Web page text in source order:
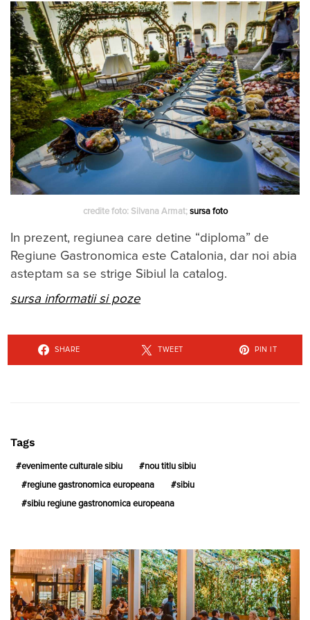
credite foto: Silvana Armat; sursa foto
In prezent, regiunea care detine “diploma” de
Regiune Gastronomica este Catalonia, dar noi abia
asteptam sa se strige Sibiul la catalog.
sursa informatii si poze
SHARE TWEET PIN IT
Tags
evenimente culturale sibiu nou titlu sibiu
regiune gastronomica europeana sibiu
sibiu regiune gastronomica europeana